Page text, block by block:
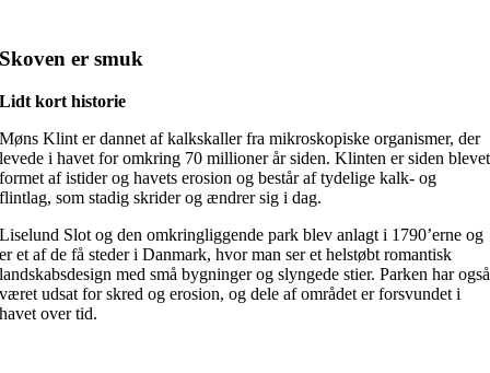
Skoven er smuk
Lidt kort historie
Møns Klint er dannet af kalkskaller fra mikroskopiske organismer, der
levede i havet for omkring 70 millioner år siden. Klinten er siden blevet
formet af istider og havets erosion og består af tydelige kalk- og
flintlag, som stadig skrider og ændrer sig i dag.
Liselund Slot og den omkringliggende park blev anlagt i 1790’erne og
er et af de få steder i Danmark, hvor man ser et helstøbt romantisk
landskabsdesign med små bygninger og slyngede stier. Parken har også
været udsat for skred og erosion, og dele af området er forsvundet i
havet over tid.